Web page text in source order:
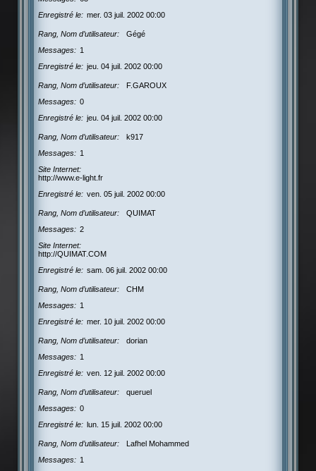
Enregistré le
mer. 03 juil. 2002 00:00
Rang, Nom d’utilisateur
Gégé
Messages
1
Enregistré le
jeu. 04 juil. 2002 00:00
Rang, Nom d’utilisateur
F.GAROUX
Messages
0
Enregistré le
jeu. 04 juil. 2002 00:00
Rang, Nom d’utilisateur
k917
Messages
1
Site Internet
http://www.e-light.fr
Enregistré le
ven. 05 juil. 2002 00:00
Rang, Nom d’utilisateur
QUIMAT
Messages
2
Site Internet
http://QUIMAT.COM
Enregistré le
sam. 06 juil. 2002 00:00
Rang, Nom d’utilisateur
CHM
Messages
1
Enregistré le
mer. 10 juil. 2002 00:00
Rang, Nom d’utilisateur
dorian
Messages
1
Enregistré le
ven. 12 juil. 2002 00:00
Rang, Nom d’utilisateur
queruel
Messages
0
Enregistré le
lun. 15 juil. 2002 00:00
Rang, Nom d’utilisateur
Lafhel Mohammed
Messages
1